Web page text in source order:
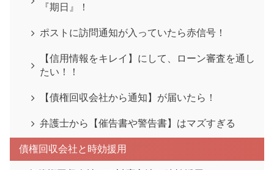
『期日』！
ポストに訪問通知が入っていたら赤信号！
【信用情報をキレイ】にして、ローン審査を通し
たい！！
【債権回収会社から通知】が届いたら！
弁護士から【催告書や警告書】はマズすぎる
債権回収会社と時効援用